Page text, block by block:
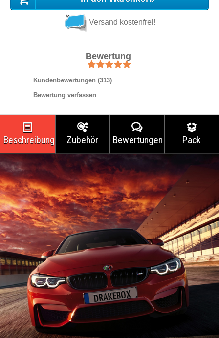
Versand kostenfrei!
Bewertung
Kundenbewertungen (313)
Bewertung verfassen
Beschreibung Zubehör Bewertungen Pack